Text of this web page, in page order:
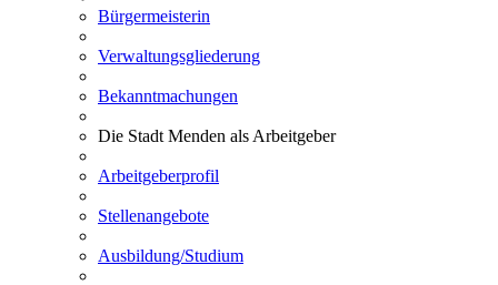
Bürgermeisterin
Verwaltungsgliederung
Bekanntmachungen
Die Stadt Menden als Arbeitgeber
Arbeitgeberprofil
Stellenangebote
Ausbildung/Studium